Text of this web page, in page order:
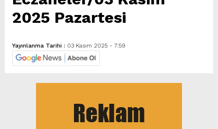
2025 Pazartesi
Yayınlanma Tarihi : 03 Kasım 2025 - 7:59